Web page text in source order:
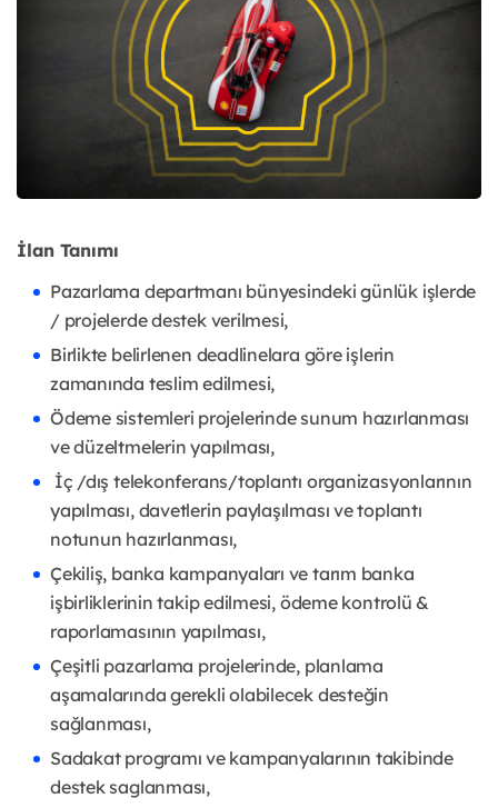
İlan Tanımı
Pazarlama departmanı bünyesindeki günlük işlerde
/ projelerde destek verilmesi,
Birlikte belirlenen deadlinelara göre işlerin
zamanında teslim edilmesi,
Ödeme sistemleri projelerinde sunum hazırlanması
ve düzeltmelerin yapılması,
İç /dış telekonferans/toplantı organizasyonlarının
yapılması, davetlerin paylaşılması ve toplantı
notunun hazırlanması,
Çekiliş, banka kampanyaları ve tarım banka
işbirliklerinin takip edilmesi, ödeme kontrolü &
raporlamasının yapılması,
Çeşitli pazarlama projelerinde, planlama
aşamalarında gerekli olabilecek desteğin
sağlanması,
Sadakat programı ve kampanyalarının takibinde
destek saglanması,